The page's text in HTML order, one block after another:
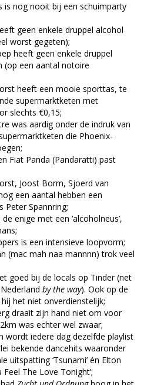
is nog nooit bij een schuimparty
geen enkele druppel alcohol
worst gegeten);
heeft geen enkele druppel
(op een aantal notoire
heeft een mooie sporttas, te
supermarktketen met
slechts €0,15;
was aardig onder de indruk van
die Phoenix-
Fiat Panda (Pandaratti) past
Joost Borm, Sjoerd van
een aantal hebben een
Peter Spannring;
enige met een ‘alcoholneus’,
is een intensieve loopvorm;
(mac mah naa mannnn) trok veel
goed bij de locals op Tinder (net
by the way). Ook op de
het niet onverdienstelijk;
draait zijn hand niet om voor
was echter wel zwaar;
wordt iedere dag dezelfde playlist
bekende dancehits waaronder
uitspatting ‘Tsunami’ én Elton
Feel The Love Tonight’;